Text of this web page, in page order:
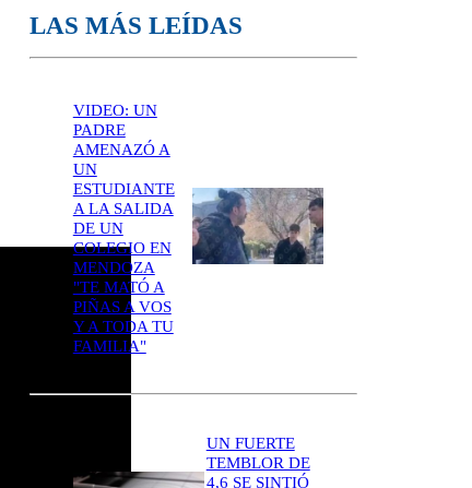
LAS MÁS LEÍDAS
VIDEO: UN
PADRE
AMENAZÓ A
UN
ESTUDIANTE
A LA SALIDA
DE UN
COLEGIO EN
MENDOZA
"TE MATÓ A
PIÑAS A VOS
Y A TODA TU
FAMILIA"
UN FUERTE
TEMBLOR DE
4,6 SE SINTIÓ